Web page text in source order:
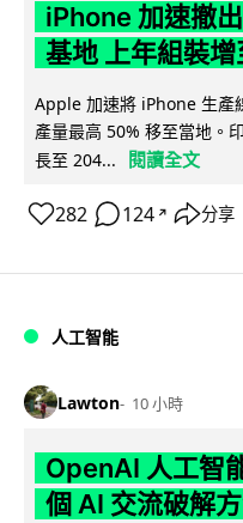
iPhone 加速撤
基地 上年組裝
Apple 加速將 iPhone 生產
產量最高 50% 移至當地。
長至 204...
閱讀全文
282 124 ↗ 分享
人工智能
Lawton 10 小時
OpenAI 人工智
個 AI 交流破解